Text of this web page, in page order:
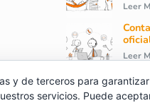
Leer
Leer
y de terceros para
servicios. Puede